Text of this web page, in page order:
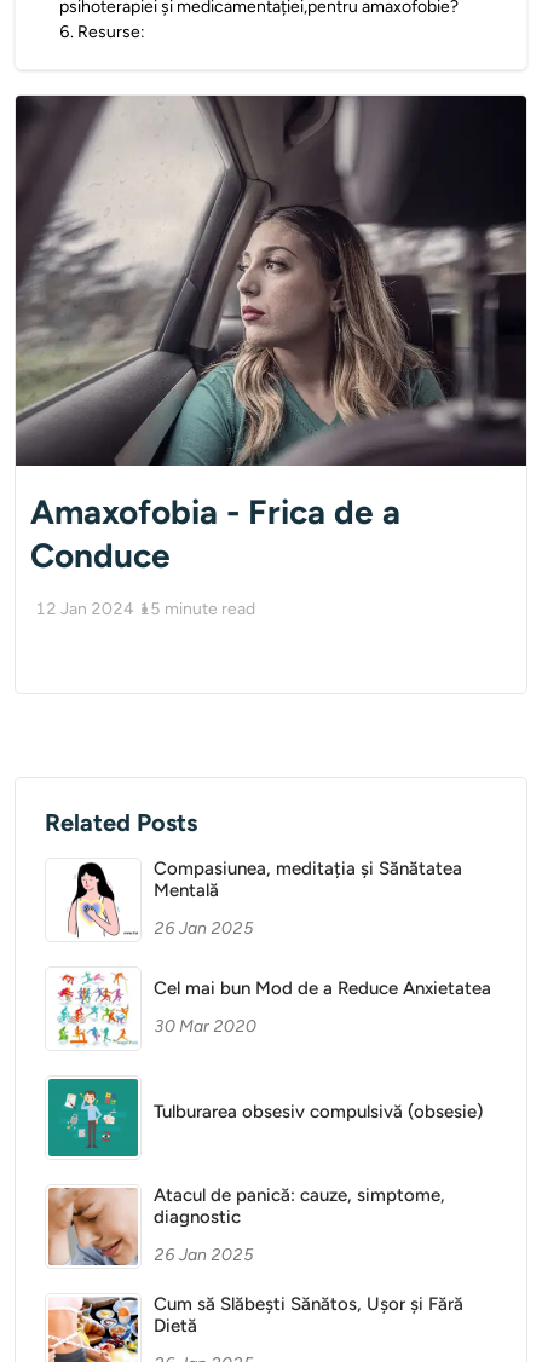
psihoterapiei și medicamentației,pentru amaxofobie?
6. Resurse:
Amaxofobia - Frica de a
Conduce
12 Jan 2024 15 minute read
Related Posts
Compasiunea, meditația și Sănătatea
Mentală
26 Jan 2025
Cel mai bun Mod de a Reduce Anxietatea
30 Mar 2020
Tulburarea obsesiv compulsivă (obsesie)
Atacul de panică: cauze, simptome,
diagnostic
26 Jan 2025
Cum să Slăbești Sănătos, Ușor și Fără
Dietă